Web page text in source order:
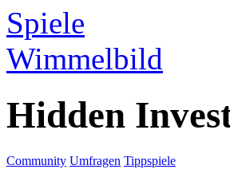
Spiele
Wimmelbild
Hidden
Community Umfragen Tippspiele